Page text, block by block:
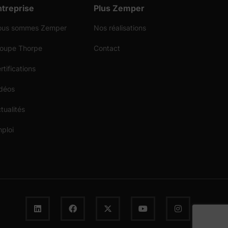
sommes Zemper
Thorpe
Plus Zemper
Nos réalisations
Contact